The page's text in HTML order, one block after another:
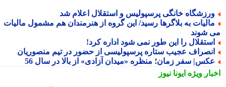
خانگی پرسپولیس و استقلال اعلام شد
به بلاگرها رسید/ این گروه از هنرمندان هم مشمول مالیات
شوند
را این طور نمی شود اداره کرد!
عجیب ستاره پرسپولیسی از حضور در تیم منصوریان
سفر زمان؛ منظره «میدان آزادی» از بالا در سال 56
ویژهایونا نیوز